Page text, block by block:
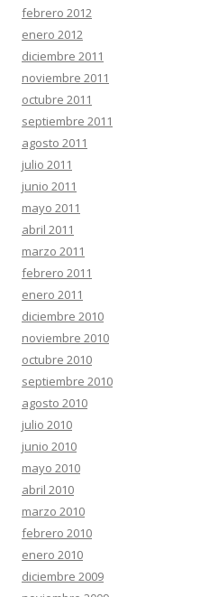
febrero 2012
enero 2012
diciembre 2011
noviembre 2011
octubre 2011
septiembre 2011
agosto 2011
julio 2011
junio 2011
mayo 2011
abril 2011
marzo 2011
febrero 2011
enero 2011
diciembre 2010
noviembre 2010
octubre 2010
septiembre 2010
agosto 2010
julio 2010
junio 2010
mayo 2010
abril 2010
marzo 2010
febrero 2010
enero 2010
diciembre 2009